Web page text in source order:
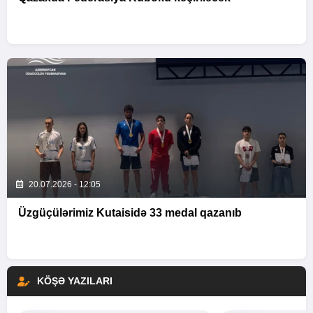
20.07.2026 - 12:05
Üzgüçülərimiz Kutaisidə 33 medal qazanıb
KÖŞƏ YAZILARI